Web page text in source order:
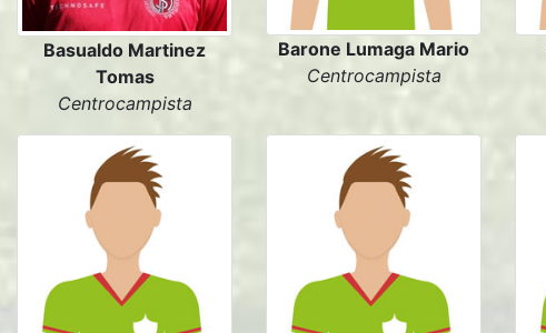
Basualdo Martinez
Tomas
Centrocampista
Barone Lumaga Mario
Centrocampista